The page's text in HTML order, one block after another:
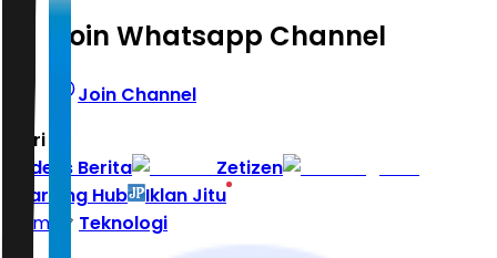
Join Whatsapp Channel
Join Channel
Hari ini
Indeks Berita
Zetizen
Learning Hub
Iklan Jitu
Home
Teknologi